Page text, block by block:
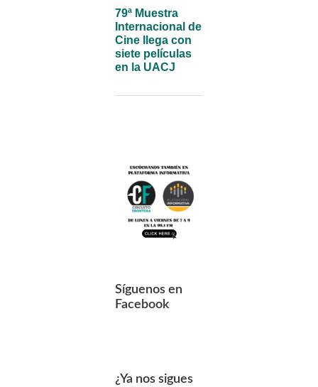
79ª Muestra
Internacional de
Cine llega con
siete películas
en la UACJ
Síguenos en
Facebook
¿Ya nos sigues